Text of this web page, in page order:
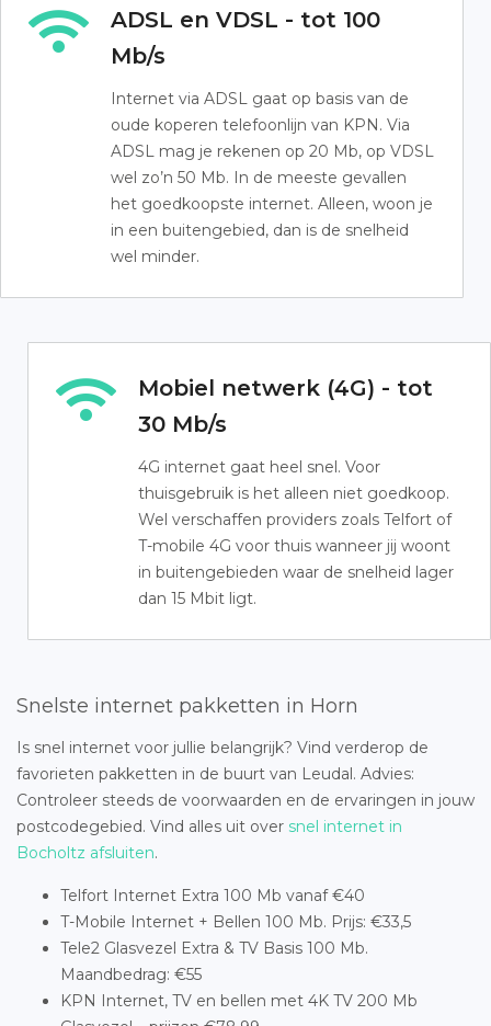
ADSL en VDSL - tot 100
Mb/s
Internet via ADSL gaat op basis van de
oude koperen telefoonlijn van KPN. Via
ADSL mag je rekenen op 20 Mb, op VDSL
wel zo’n 50 Mb. In de meeste gevallen
het goedkoopste internet. Alleen, woon je
in een buitengebied, dan is de snelheid
wel minder.
Mobiel netwerk (4G) - tot
30 Mb/s
4G internet gaat heel snel. Voor
thuisgebruik is het alleen niet goedkoop.
Wel verschaffen providers zoals Telfort of
T-mobile 4G voor thuis wanneer jij woont
in buitengebieden waar de snelheid lager
dan 15 Mbit ligt.
Snelste internet pakketten in Horn
Is snel internet voor jullie belangrijk? Vind verderop de
favorieten pakketten in de buurt van Leudal. Advies:
Controleer steeds de voorwaarden en de ervaringen in jouw
postcodegebied. Vind alles uit over snel internet in
Bocholtz afsluiten.
Telfort Internet Extra 100 Mb vanaf €40
T-Mobile Internet + Bellen 100 Mb. Prijs: €33,5
Tele2 Glasvezel Extra & TV Basis 100 Mb.
Maandbedrag: €55
KPN Internet, TV en bellen met 4K TV 200 Mb